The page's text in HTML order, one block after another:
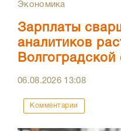
Экономика
Зарплаты
аналитиков
Волгоградской
06.08.2026 13:08
Комментарии